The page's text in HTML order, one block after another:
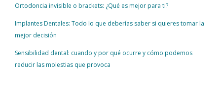
Ortodoncia invisible o brackets: ¿Qué es mejor para ti?
Implantes Dentales: Todo lo que deberías saber si quieres tomar la
mejor decisión
Sensibilidad dental: cuando y por qué ocurre y cómo podemos
reducir las molestias que provoca